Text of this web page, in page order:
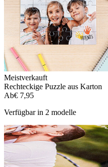
Meistverkauft
Rechteckige Puzzle aus Karton
Ab€ 7,95
Verfügbar in 2 modelle